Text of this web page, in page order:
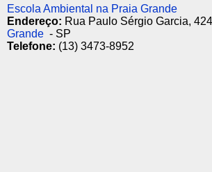
Escola Ambiental na Praia Grande
Endereço: Rua Paulo Sérgio Garcia,
Grande - SP
Telefone: (13) 3473-8952